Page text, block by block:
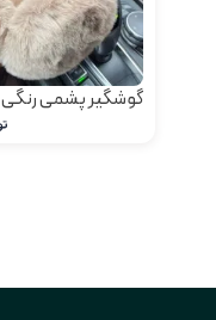
گوشگیر پشمی رنگی